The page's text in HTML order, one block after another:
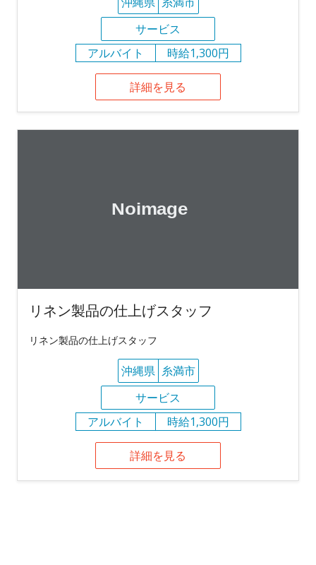
サービス
アルバイト
時給1,300円
詳細を見る
リネン製品の仕上げスタッフ
リネン製品の仕上げスタッフ
沖縄県 糸満市
サービス
アルバイト
時給1,300円
詳細を見る